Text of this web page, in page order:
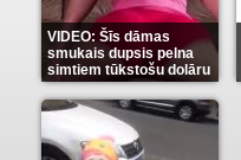
VIDEO: Šīs dāmas
smukais dupsis pelna
simtiem tūkstošu dolāru
(9)